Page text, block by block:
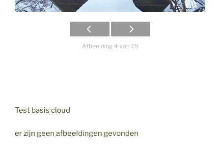
Afbeelding 4 van 25
Test basis cloud
er zijn geen afbeeldingen gevonden